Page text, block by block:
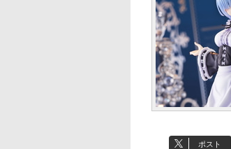
ポスト